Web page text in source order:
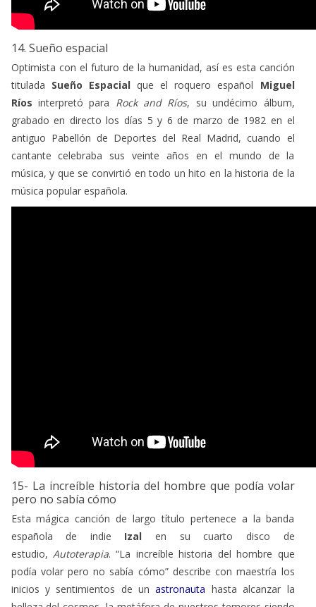
14. Sueño espacial
Optimista con el futuro de la humanidad, así es esta canción
titulada Sueño Espacialque el roquero español
Miguel
Ríos interpretó para Rock and Ríos, su undécimo álbum,
grabado en directo los días 5 y 6 de marzo de 1982 en el
antiguo Pabellón de Deportes del Real Madrid, cuando el
cantante celebraba sus veinte años en el mundo de la
música, y que se convirtió en todo un hito en la historia de la
música popular española.
15- La increíble historia del hombre que podía volar
pero no sabía cómo
Esta mágica canción de largo título pertenece a la banda
española de indie
Izal
en su cuarto disco de
estudio, Autoterapia. “La increíble historia del hombre que
podía volar pero no sabía cómo” describe con maestría los
inicios y sentimientos de un astronauta hasta alcanzar la